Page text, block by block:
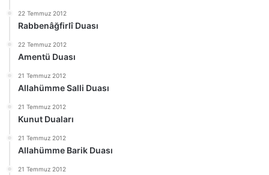
22 Temmuz 2012
Rabbenâğfirlî Duası
22 Temmuz 2012
Amentü Duası
21 Temmuz 2012
Allahümme Salli Duası
21 Temmuz 2012
Kunut Duaları
21 Temmuz 2012
Allahümme Barik Duası
21 Temmuz 2012